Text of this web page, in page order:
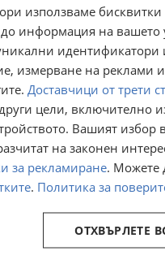
на бутилки./
landi map alex shark
fobos rail injektor izparitel
използваме
информация на
измерване на реклами
Доставчици от трети
цели, включително
Вашият избор
на законен
за рекламиране. Можете
. Политика за
ОТХВЪРЛЕТЕ